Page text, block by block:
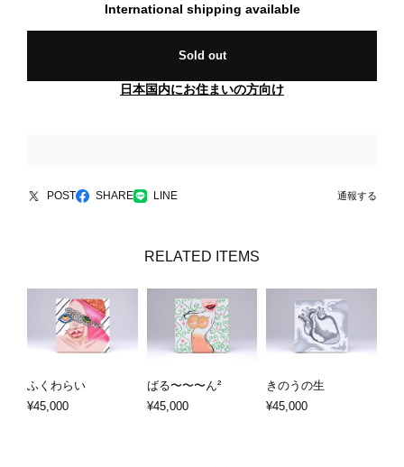
International shipping available
Sold out
日本国内にお住まいの方向け
POST SHARE LINE 通報する
RELATED ITEMS
ふくわらい
¥45,000
ばる〜〜〜ん²
¥45,000
きのうの生
¥45,000